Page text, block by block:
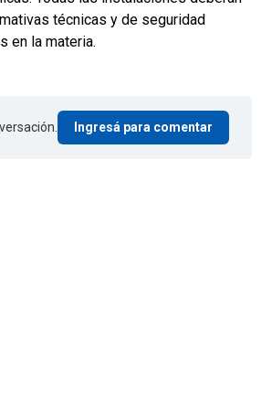
técnicas y de seguridad
en la materia.
Ingresá para comentar